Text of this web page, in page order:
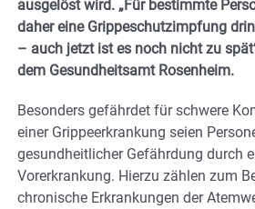
ausgelöst wird. „Für bestimmte
daher eine Grippeschutzimpfung
– auch jetzt ist es noch nicht zu
dem Gesundheitsamt Rosenheim.
Besonders gefährdet für schwere
einer Grippeerkrankung seien
gesundheitlicher Gefährdung durch
Vorerkrankung. Hierzu zählen zum
chronische Erkrankungen der